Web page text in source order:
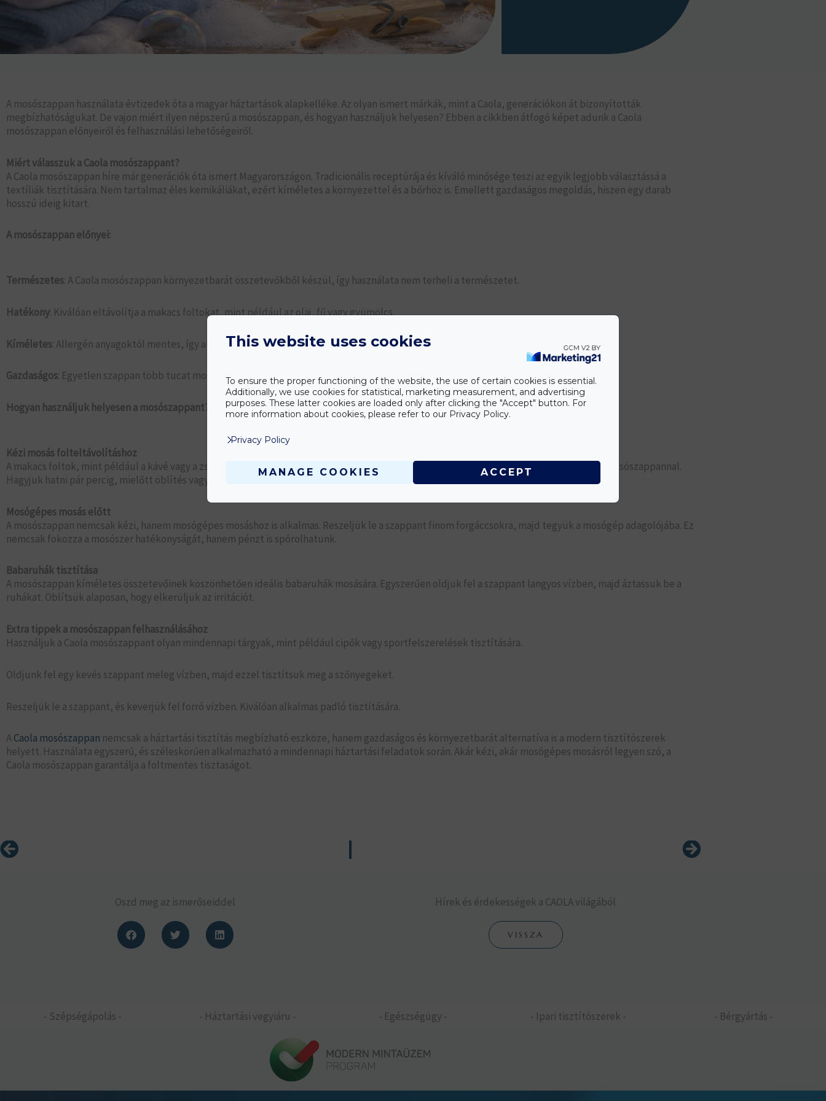
A mosószappan használata évtizedek óta a magyar háztartások alapkelléke. Az olyan ismert márkák, mint a Caola, generációkon át bizonyították
megbízhatóságukat. De vajon miért ilyen népszerű a mosószappan, és hogyan használjuk helyesen? Ebben a cikkben átfogó képet adunk a Caola
mosószappan előnyeiről és felhasználási lehetőségeiről.
Miért válasszuk a Caola mosószappant?
A Caola mosószappan híre már generációk óta ismert Magyarországon. Tradicionális receptúrája és kíváló minősége teszi az egyik legjobb választássá a
textíliák tisztítására. Nem tartalmaz éles kemikáliákat, ezért kíméletes a környezettel és a bőrhöz is. Emellett gazdaságos megoldás, hiszen egy darab
hosszú ideig kitart.
A mosószappan előnyei:
Természetes: A Caola mosószappan környezetbarát összetevőkből készül, így használata nem terheli a természetet.
Hatékony: Kiválóan eltávolítja a makacs foltokat, mint például az olaj, fű vagy gyümölcs.
Kíméletes: Allergén anyagoktól mentes, így alkalmas érzékeny bőrűek számára is.
Gazdaságos: Egyetlen szappan több tucat mosáshoz elegendő, így pénzügyileg is előnyös.
Hogyan használjuk helyesen a mosószappant?
Kézi mosás folteltávolításhoz
A makacs foltok, mint például a kávé vagy a zsír, előmosást igényelnek. Nedvesítsük be az anyagot, majd dörzsöljük be alaposan a Caola mosószappannal.
Hagyjuk hatni pár percig, mielőtt öblítés vagy mosógépes mosás következne.
Mosógépes mosás előtt
A mosószappan nemcsak kézi, hanem mosógépes mosáshoz is alkalmas. Reszeljük le a szappant finom forgáccsokra, majd tegyük a mosógép adagolójába. Ez
nemcsak fokozza a mosószer hatékonyságát, hanem pénzt is spórolhatunk.
Babaruhák tisztítása
A mosószappan kíméletes összetevőinek köszönhetően ideális babaruhák mosására. Egyszerűen oldjuk fel a szappant langyos vízben, majd áztassuk be a
ruhákat. Öblítsük alaposan, hogy elkerüljük az irritációt.
Extra tippek a mosószappan felhasználásához
Használjuk a Caola mosószappant olyan mindennapi tárgyak, mint például cipők vagy sportfelszerelések tisztítására.
Oldjunk fel egy kevés szappant meleg vízben, majd ezzel tisztítsuk meg a szőnyegeket.
Reszeljük le a szappant, és keverjük fel forró vízben. Kiválóan alkalmas padló tisztítására.
ACaola mosószappan nemcsak a háztartási tisztítás megbízható eszköze, hanem gazdaságos és környezetbarát alternatíva is a modern tisztítószerek
helyett. Használata egyszerű, és széleskörűen alkalmazható a mindennapi háztartási feladatok során. Akár kézi, akár mosógépes mosásról legyen szó, a
Caola mosószappan garantálja a foltmentes tisztaságot.
Előző Következő
Oszd meg az ismerőseiddel Hírek és érdekességek a CAOLA világából
VISSZA
- Szépségápolás - - Háztartási vegyiáru - - Egészségügy - - Ipari tisztítószerek - - Bérgyártás -
This website uses cookies
To ensure the proper functioning of the website, the use of certain cookies is essential.
Additionally, we use cookies for statistical, marketing measurement, and advertising
purposes. These latter cookies are loaded only after clicking the "Accept" button. For
more information about cookies, please refer to our Privacy Policy.
Privacy Policy
MANAGE COOKIES ACCEPT